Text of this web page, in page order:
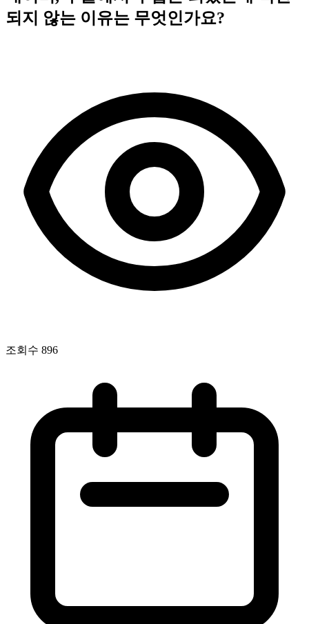
되지 않는 이유는 무엇인가요?
조회수 896